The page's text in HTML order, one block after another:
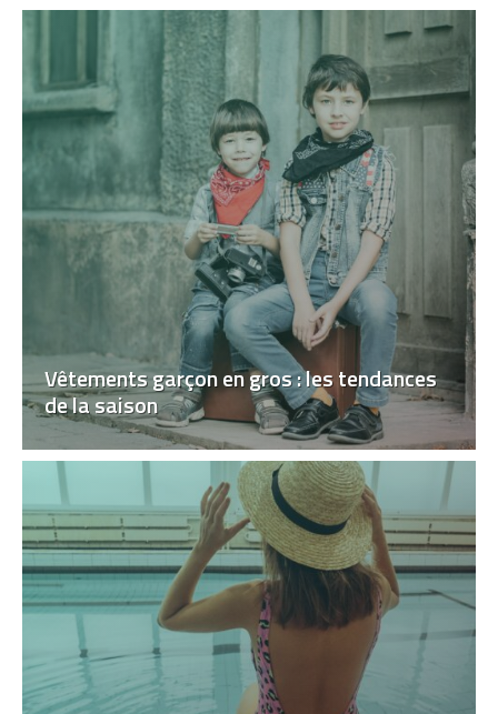
Vêtements garçon en gros : les tendances
de la saison